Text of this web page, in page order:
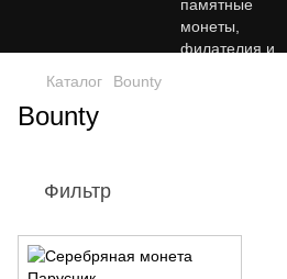
Каталог Bounty
Bounty
Фильтр